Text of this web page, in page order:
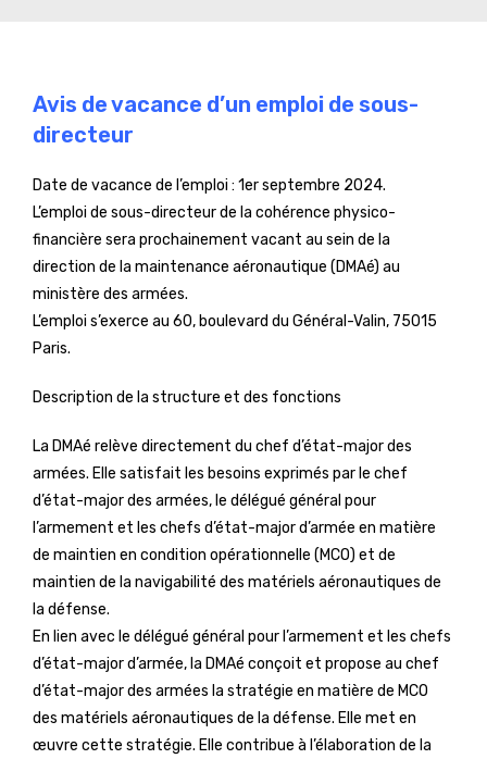
Avis de vacance d’un emploi de sous-
directeur
Date de vacance de l’emploi : 1er septembre 2024.
L’emploi de sous-directeur de la cohérence physico-
financière sera prochainement vacant au sein de la
direction de la maintenance aéronautique (DMAé) au
ministère des armées.
L’emploi s’exerce au 60, boulevard du Général-Valin, 75015
Paris.
Description de la structure et des fonctions
La DMAé relève directement du chef d’état-major des
armées. Elle satisfait les besoins exprimés par le chef
d’état-major des armées, le délégué général pour
l’armement et les chefs d’état-major d’armée en matière
de maintien en condition opérationnelle (MCO) et de
maintien de la navigabilité des matériels aéronautiques de
la défense.
En lien avec le délégué général pour l’armement et les chefs
d’état-major d’armée, la DMAé conçoit et propose au chef
d’état-major des armées la stratégie en matière de MCO
des matériels aéronautiques de la défense. Elle met en
œuvre cette stratégie. Elle contribue à l’élaboration de la